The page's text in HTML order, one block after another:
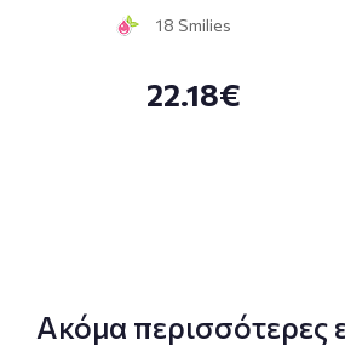
18 Smilies
22.18€
Ακόμα περισσότερες